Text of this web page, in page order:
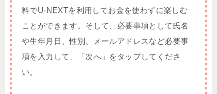
料でU-NEXTを利用してお金を使わずに楽しむ
ことができます。そして、必要事項として氏名
や生年月日、性別、メールアドレスなど必要事
項を入力して、「次へ」をタップしてくださ
い。